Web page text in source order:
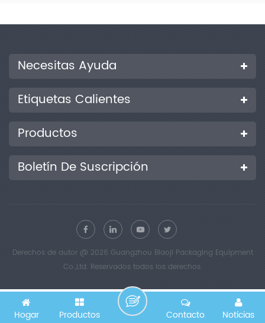
Necesitas Ayuda
Etiquetas Calientes
Productos
Boletín De Suscripción
Derechos de autor @ 2026 Guangzhou Biaoji Packaging Equipment
Co.,Ltd. Reservados todos los derechos.
Hogar Productos Noticias
Contacto